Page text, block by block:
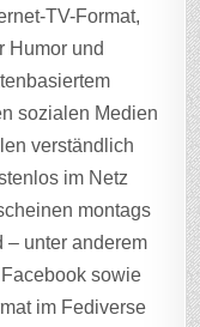
TV-Format,
Humor und
sozialen Medien
verständlich
im Netz
montags
– unter anderem
sowie
im Fediverse